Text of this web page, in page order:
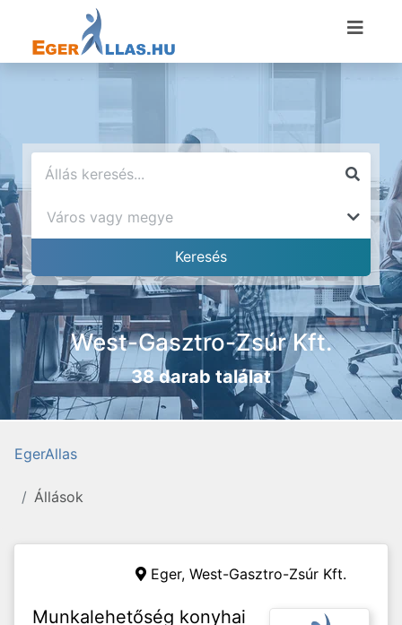
West-Gasztro-Zsúr Kft.
38 darab találat
EgerAllas
Állások
Eger, West-Gasztro-Zsúr Kft.
Munkalehetőség konyhai